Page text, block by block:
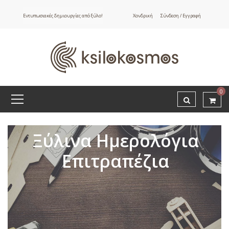
Εντυπωσιακές δημιουργίες από ξύλο! Χονδρική Σύνδεση / Εγγραφή
0
Ξύλινα Ημερολόγια
Επιτραπέζια
Ψηφιακή
Εκτύπωση
ΕΤΙΚΕΤΕΣ
notebook
Επιτραπέζια
Ημερολόγια
Ημερολόγια για
δασκάλους
Ημερολόγια για
δημοτικό